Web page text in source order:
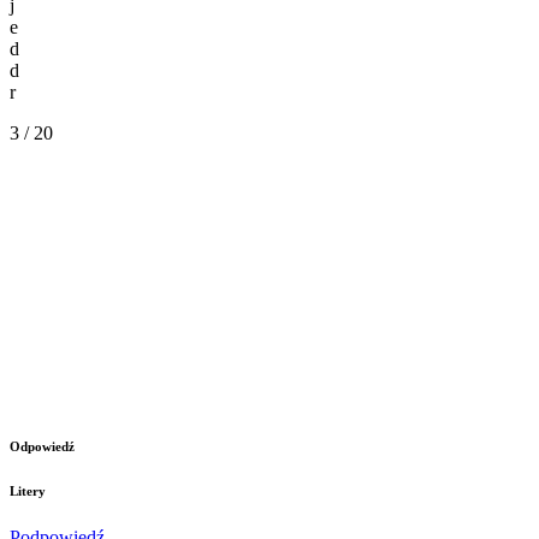
j
e
d
d
r
3 / 20
Odpowiedź
Litery